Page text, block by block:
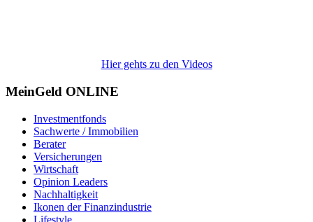
Hier gehts zu den Videos
MeinGeld ONLINE
Investmentfonds
Sachwerte / Immobilien
Berater
Versicherungen
Wirtschaft
Opinion Leaders
Nachhaltigkeit
Ikonen der Finanzindustrie
Lifestyle